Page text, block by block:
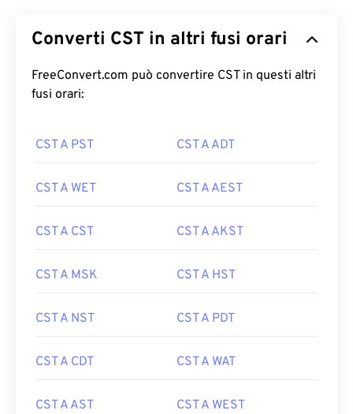
Converti CST in altri fusi orari
FreeConvert.com può convertire CST in questi altri
fusi orari:
CST A PST CST A ADT
CST A WET CST A AEST
CST A CST CST A AKST
CST A MSK CST A HST
CST A NST CST A PDT
CST A CDT CST A WAT
CST A AST CST A WEST